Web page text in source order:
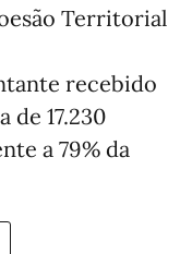
Territorial
recebido
de 17.230
a 79% da